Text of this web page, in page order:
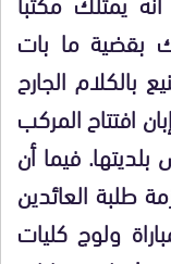
بقضية ما بات
بالكلام الجارح
افتتاح المركب
بلديتها. فيما أن
طلبة العائدين
ولوج كليات